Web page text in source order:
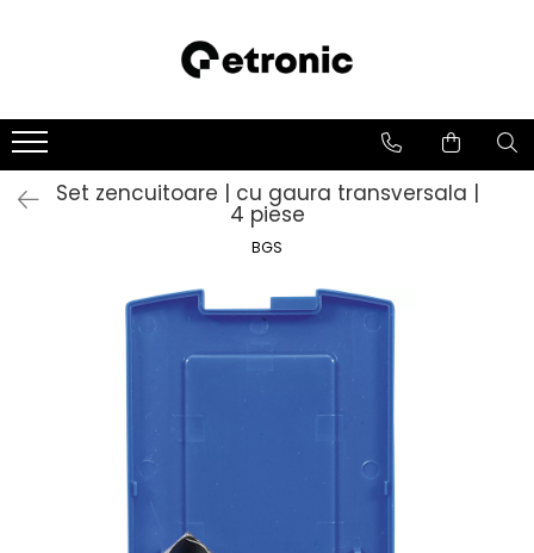
Set zencuitoare | cu gaura transversala |
4 piese
BGS